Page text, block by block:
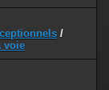
/
voie